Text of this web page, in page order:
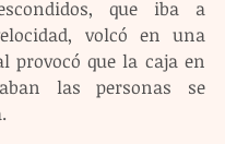
que iba a
volcó en una
provocó que la caja en
las personas se